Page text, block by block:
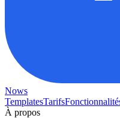
Nows
TemplatesTarifs
À propos